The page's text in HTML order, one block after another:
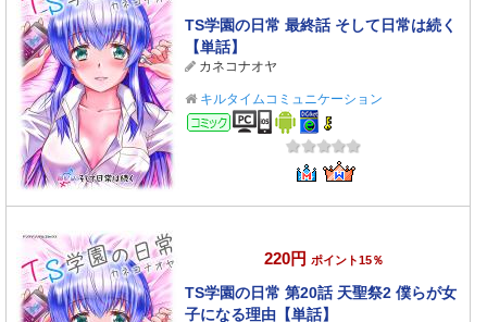
TS学園の日常 最終話 そして日常は続く
【単話】
カネコナオヤ
キルタイムコミュニケーション
コミック
220円 ポイント15％
TS学園の日常 第20話 天聖祭2 僕らが女
子になる理由【単話】